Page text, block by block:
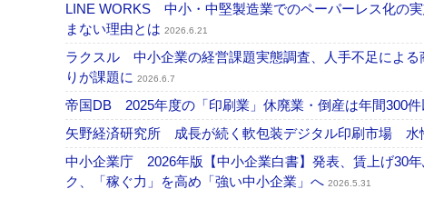
LINE WORKS 中小・中堅製造業でのペーパーレス化の
まない理由とは 2026.6.21
ラクスル 中小企業の経営課題実態調査、人手不足によ
りが課題に 2026.6.7
帝国DB 2025年度の「印刷業」休廃業・倒産は年間300
矢野経済研究所 成長が続く軟包装デジタル印刷市場 水
中小企業庁 2026年版【中小企業白書】発表、賃上げ30
ク、「稼ぐ力」を高め「強い中小企業」へ 2026.5.31